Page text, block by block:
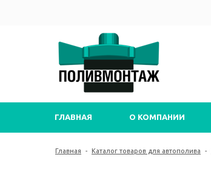
ГЛАВНАЯ О КОМПАНИИ
Главная - Каталог товаров для автополива -